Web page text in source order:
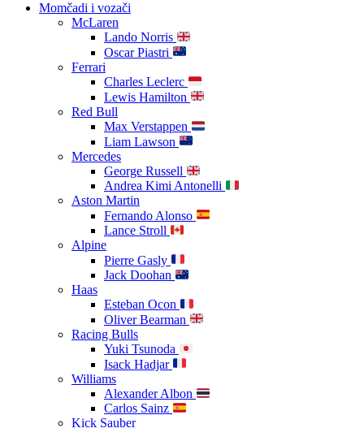
Momčadi i vozači
McLaren
Lando Norris
Oscar Piastri
Ferrari
Charles Leclerc
Lewis Hamilton
Red Bull
Max Verstappen
Liam Lawson
Mercedes
George Russell
Andrea Kimi Antonelli
Aston Martin
Fernando Alonso
Lance Stroll
Alpine
Pierre Gasly
Jack Doohan
Haas
Esteban Ocon
Oliver Bearman
Racing Bulls
Yuki Tsunoda
Isack Hadjar
Williams
Alexander Albon
Carlos Sainz
Kick Sauber